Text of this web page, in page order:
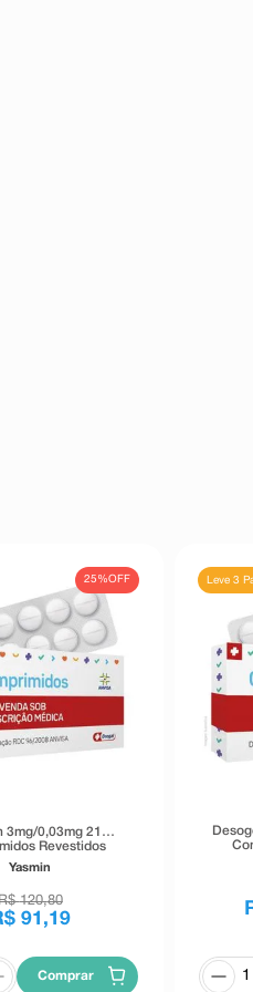
25%OFF
3mg/0,03mg 21
Revestidos
Yasmin
120,80
91 ,19
Comprar
Leve 3